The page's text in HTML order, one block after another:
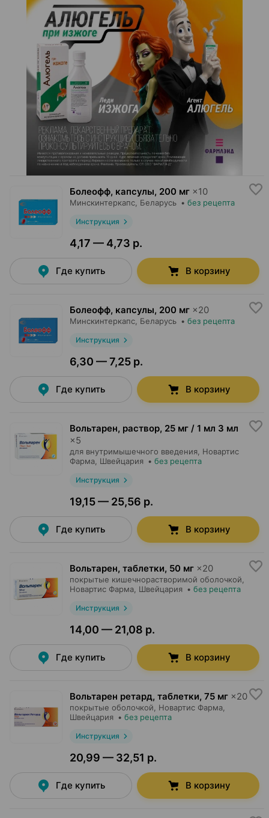
Болеофф, капсулы, 200 мг ×10
Минскинтеркапс , Беларусь • без рецепта
Инструкция
4,17 — 4,73 р.
Где купить В корзину
Болеофф, капсулы, 200 мг ×20
Минскинтеркапс , Беларусь • без рецепта
Инструкция
6,30 — 7,25 р.
Где купить В корзину
Вольтарен, раствор, 25 мг / 1 мл 3 мл
×5
для внутримышечного введения, Новартис
Фарма , Швейцария • без рецепта
Инструкция
19,15 — 25,56 р.
Где купить В корзину
Вольтарен, таблетки, 50 мг ×20
покрытые кишечнорастворимой оболочкой,
Новартис Фарма , Швейцария • без рецепта
Инструкция
14,00 — 21,08 р.
Где купить В корзину
Вольтарен ретард, таблетки, 75 мг ×20
покрытые оболочкой, Новартис Фарма
Швейцария • без рецепта
Инструкция
20,99 — 32,51 р.
Где купить В корзину